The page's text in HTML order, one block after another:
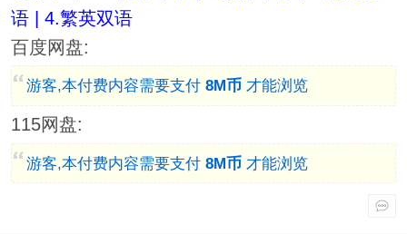
语 | 4.繁英双语
百度网盘:
游客,本付费内容需要支付 8M币才能浏览
115网盘:
游客,本付费内容需要支付 8M币才能浏览